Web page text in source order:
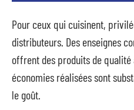
Pour ceux qui cuisinent,
distributeurs. Des enseignes
offrent des produits de
économies réalisées sont
le goût.